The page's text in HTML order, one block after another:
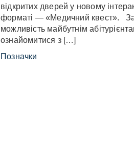
відкритих дверей у новому
форматі — «Медичний квест».
можливість майбутнім
ознайомитися з […]
Позначки